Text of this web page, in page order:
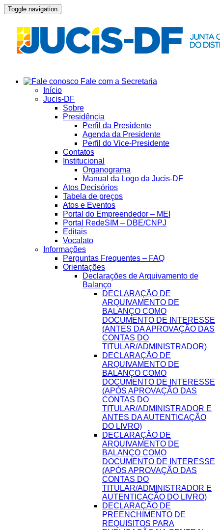
Toggle navigation
Fale com a Secretaria
Início
Jucis-DF
Sobre
Presidência
Perfil da Presidente
Agenda da Presidente
Perfil do Vice-Presidente
Contatos
Institucional
Organograma
Manual da Logo da Jucis-DF
Atos Decisórios
Tabela de preços
Atos e Eventos
Portal do Empreendedor – MEI
Portal RedeSIM – DBE/CNPJ
Editais
Vocalato
Informações
Perguntas Frequentes – FAQ
Orientações
Declarações de Arquivamento de
Balanço
DECLARAÇÃO DE
ARQUIVAMENTO DE
BALANÇO COMO
DOCUMENTO DE INTERESSE
(ANTES DA APROVAÇÃO DAS
CONTAS DO
TITULAR/ADMINISTRADOR)
DECLARAÇÃO DE
ARQUIVAMENTO DE
BALANÇO COMO
DOCUMENTO DE INTERESSE
(APÓS APROVAÇÃO DAS
CONTAS DO
TITULAR/ADMINISTRADOR E
ANTES DA AUTENTICAÇÃO
DO LIVRO)
DECLARAÇÃO DE
ARQUIVAMENTO DE
BALANÇO COMO
DOCUMENTO DE INTERESSE
(APÓS APROVAÇÃO DAS
CONTAS DO
TITULAR/ADMINISTRADOR E
AUTENTICAÇÃO DO LIVRO)
DECLARAÇÃO DE
PREENCHIMENTO DE
REQUISITOS PARA